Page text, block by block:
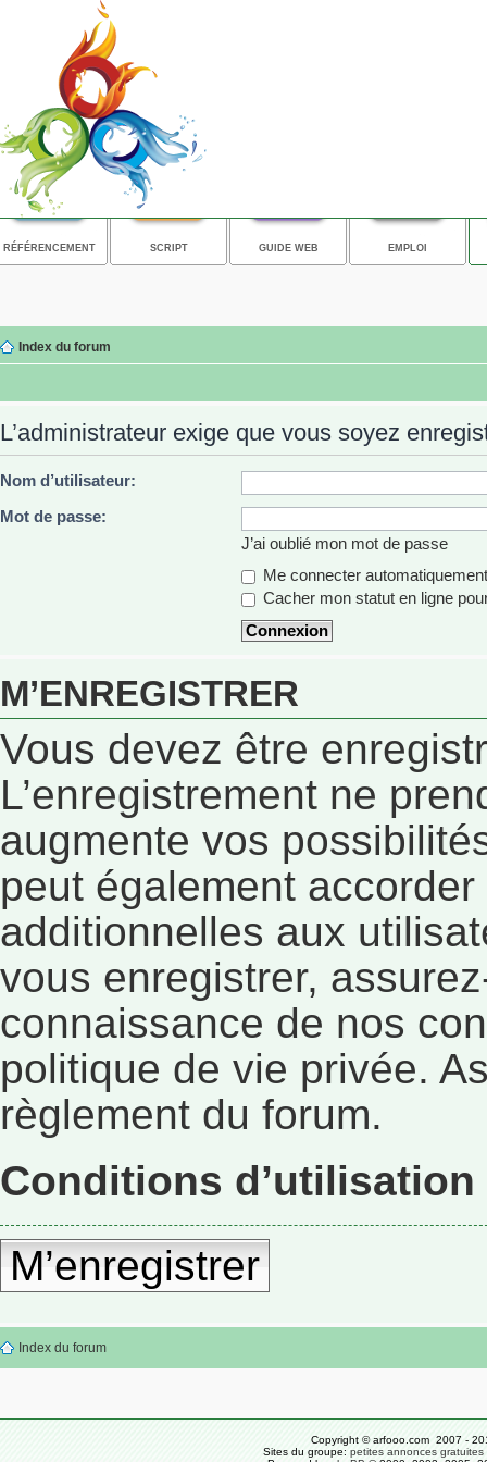
RÉFÉRENCEMENT SCRIPT GUIDE WEB EMPLOI
Index du forum
L’administrateur exige que vous soyez
Nom d’utilisateur:
Mot de passe:
J’ai oublié mon mot de passe
Me connecter
Cacher mon statut en ligne
M’ENREGISTRER
Vous devez être
L’enregistrement ne
augmente vos
peut également
additionnelles aux
vous enregistrer,
connaissance de nos
politique de vie privée.
règlement du forum.
Conditions d’utilisation
M’enregistrer
Index du forum
Copyright © arfooo.com 2007 -
Sites du groupe: petites annonces gratuites